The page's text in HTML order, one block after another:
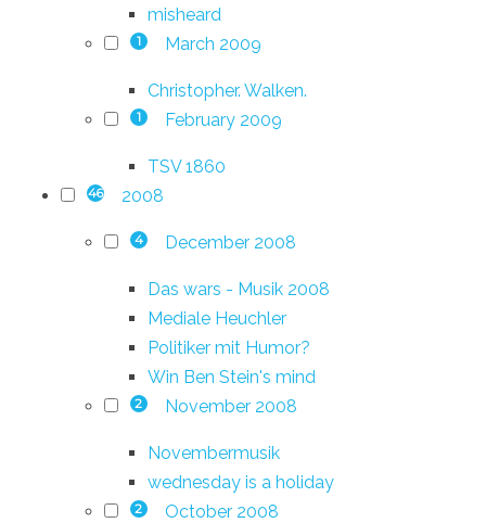
misheard
1 March 2009
Christopher. Walken.
1 February 2009
TSV 1860
46 2008
4 December 2008
Das wars - Musik 2008
Mediale Heuchler
Politiker mit Humor?
Win Ben Stein's mind
2 November 2008
Novembermusik
wednesday is a holiday
2 October 2008